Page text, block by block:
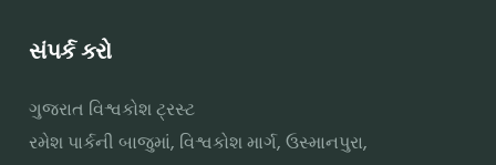
સંપર્ક કરો
ગુજરાત વિશ્વકોશ ટ્રસ્ટ
રમેશ પાર્કની બાજુમાં, વિશ્વકોશ માર્ગ, ઉસ્માનપુરા,